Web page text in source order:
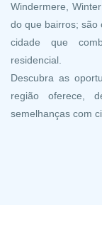
Windermere,
do que bairros; são
cidade que
residencial.
Descubra as
região oferece,
semelhanças com